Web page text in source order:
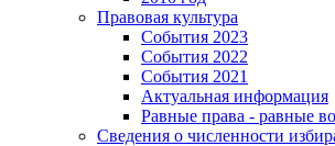
Правовая культура
События 2023
События 2022
События 2021
Актуальная информация
Равные права - равные
Сведения о численности